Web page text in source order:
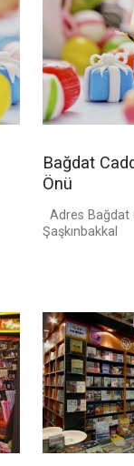
Bağdat
Önü
Adres Bağdat
Şaşkınbakkal